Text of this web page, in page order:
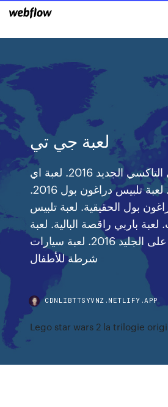
لعبة جي تي
لعبة جي تي اي التاكسي الجديد 2016. لعبة اي
جي اي اون لاين . لعبة تلبيس دراغون بول 2016.
بول الحقيقية. لعبة تلبيس
باربي راقصة البالية. لعبة
سيارات همر على الجليد 2016. لعبة سيارات
شرطة للأطفال
CDNLIBTTSYVNZ.NETLIFY.APP
Lego star wars 2 la trilogie